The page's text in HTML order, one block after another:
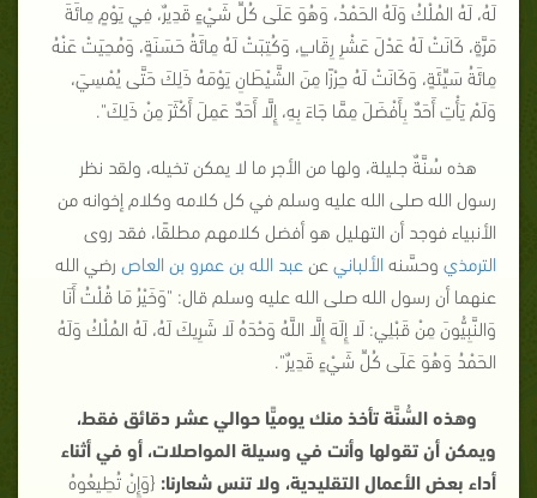
لَهُ، لَهُ المُلْكُ وَلَهُ الحَمْدُ، وَهُوَ عَلَى كُلِّ شَيْءٍ قَدِيرٌ، فِي يَوْمٍ مِائَةَ
مَرَّةٍ، كَانَتْ لَهُ عَدْلَ عَشْرِ رِقَابٍ، وَكُتِبَتْ لَهُ مِائَةُ حَسَنَةٍ، وَمُحِيَتْ عَنْهُ
مِائَةُ سَيِّئَةٍ، وَكَانَتْ لَهُ حِرْزًا مِنَ الشَّيْطَانِ يَوْمَهُ ذَلِكَ حَتَّى يُمْسِيَ،
وَلَمْ يَأْتِ أَحَدٌ بِأَفْضَلَ مِمَّا جَاءَ بِهِ، إِلَّا أَحَدٌ عَمِلَ أَكْثَرَ مِنْ ذَلِكَ".
هذه سُنَّةٌ جليلة، ولها من الأجر ما لا يمكن تخيله، ولقد نظر
رسول الله صلى الله عليه وسلم في كل كلامه وكلام إخوانه من
الأنبياء فوجد أن التهليل هو أفضل كلامهم مطلقًا، فقد روى
الترمذي وحسَّنه الألباني عن عبد الله بن عمرو بن العاص رضي الله
عنهما أن رسول الله صلى الله عليه وسلم قال: "وَخَيْرُ مَا قُلْتُ أَنَا
وَالنَّبِيُّونَ مِنْ قَبْلِي: لَا إِلَهَ إِلَّا اللَّهُ وَحْدَهُ لَا شَرِيكَ لَهُ، لَهُ المُلْكُ وَلَهُ
الحَمْدُ وَهُوَ عَلَى كُلِّ شَيْءٍ قَدِيرٌ".
وهذه السُّنَّة تأخذ منك يوميًّا حوالي عشر دقائق فقط،
ويمكن أن تقولها وأنت في وسيلة المواصلات، أو في أثناء
أداء بعض الأعمال التقليدية، ولا تنس شعارنا: {وَإِنْ تُطِيعُوهُ